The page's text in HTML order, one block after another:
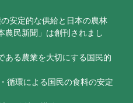
安定的な供給と日本の農林
農民新聞」は創刊されまし
ある農業を大切にする国民的
循環による国民の食料の安定